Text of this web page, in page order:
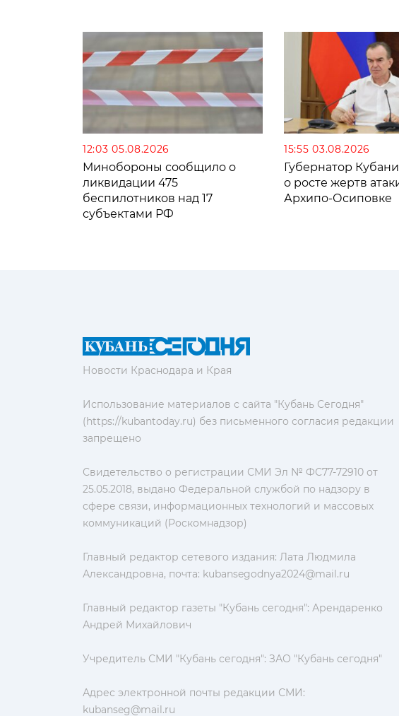
12:03 05.08.2026
Минобороны сообщило о
ликвидации 475
беспилотников над 17
субъектами РФ
15:55 03.08.2026
Губернатор
о росте жертв
Архипо-Осиповке
Новости Краснодара и Края
Использование материалов с сайта "Кубань Сегодня"
(https://kubantoday.ru) без письменного согласия редакции
запрещено
Свидетельство о регистрации СМИ Эл № ФС77-72910 от
25.05.2018, выдано Федеральной службой по надзору в
сфере связи, информационных технологий и массовых
коммуникаций (Роскомнадзор)
Главный редактор сетевого издания: Лата Людмила
Александровна, почта: kubansegodnya2024@mail.ru
Главный редактор газеты "Кубань сегодня": Арендаренко
Андрей Михайлович
Учредитель СМИ "Кубань сегодня": ЗАО "Кубань сегодня"
Адрес электронной почты редакции СМИ:
kubanseg@mail.ru